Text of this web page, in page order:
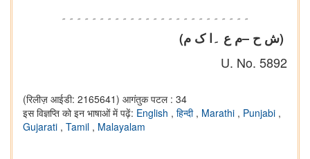
۔۔۔۔۔۔۔۔۔۔۔۔۔۔۔۔۔۔۔۔۔۔۔۔۔
(ش ح –م ع ۔ا ک م)
U. No. 5892
(रिलीज़ आईडी: 2165641) आगंतुक पटल : 34
इस विज्ञप्ति को इन भाषाओं में पढ़ें: English , हिन्दी , Marathi , Punjabi ,
Gujarati , Tamil , Malayalam